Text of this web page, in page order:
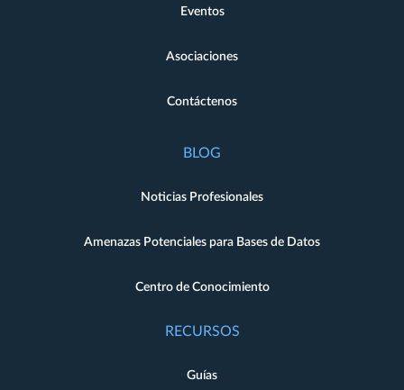
Eventos
Asociaciones
Contáctenos
BLOG
Noticias Profesionales
Amenazas Potenciales para Bases de Datos
Centro de Conocimiento
RECURSOS
Guías